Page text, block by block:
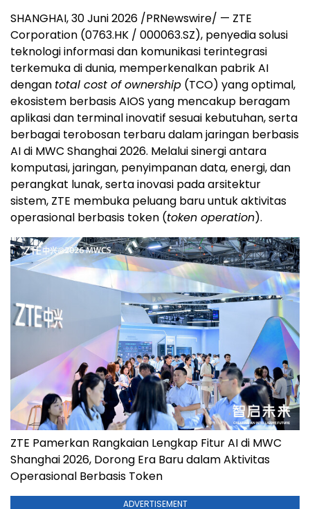
SHANGHAI, 30 Juni 2026 /PRNewswire/ — ZTE
Corporation (0763.HK / 000063.SZ), penyedia solusi
teknologi informasi dan komunikasi terintegrasi
terkemuka di dunia, memperkenalkan pabrik AI
dengan total cost of ownership (TCO) yang optimal,
ekosistem berbasis AIOS yang mencakup beragam
aplikasi dan terminal inovatif sesuai kebutuhan, serta
berbagai terobosan terbaru dalam jaringan berbasis
AI di MWC Shanghai 2026. Melalui sinergi antara
komputasi, jaringan, penyimpanan data, energi, dan
perangkat lunak, serta inovasi pada arsitektur
sistem, ZTE membuka peluang baru untuk aktivitas
operasional berbasis token (token operation).
ZTE Pamerkan Rangkaian Lengkap Fitur AI di MWC
Shanghai 2026, Dorong Era Baru dalam Aktivitas
Operasional Berbasis Token
ADVERTISEMENT